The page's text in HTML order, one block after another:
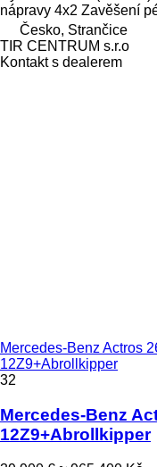
nápravy 4x2 Zavěšení
Česko, Strančice
TIR CENTRUM s.r.o
Kontakt s dealerem
Mercedes-Benz Actros
12Z9+Abrollkipper
32
Mercedes-Benz
12Z9+Abrollkipper